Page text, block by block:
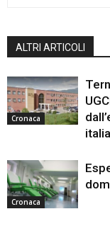
ALTRI ARTICOLI
Cronaca
Cronaca